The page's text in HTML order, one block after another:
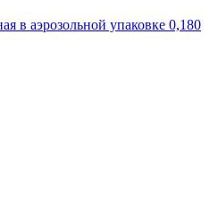
в аэрозольной упаковке 0,180